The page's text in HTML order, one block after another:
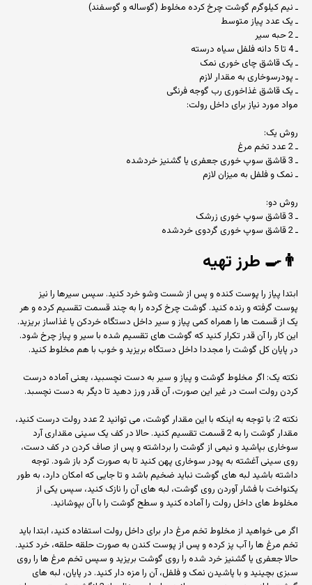
ـ نیم کیلوگرم گوشت چرخ کرده مخلوط (گوساله و گوسفند)
ـ یک عدد پیاز متوسط
ـ 2 حبه سیر
ـ 4 تا 5 دانه فلفل سیاه درسته
ـ یک قاشق چای خوری نمک
ـ پودرسوخاری به مقدار لازم
ـ یک قاشق غذاخوری رب گوجه فرنگی
مواد مورد نیاز برای داخل رولت:
روش یک:
ـ 2 عدد تخم مرغ
ـ 3 قاشق سوپ خوری جعفری یا گشنیز خردشده
ـ نمک و فلفل به میزان لازم
روش دو:
ـ 3 قاشق سوپ خوری زرشک
ـ 2 قاشق سوپ خوری گردوی خردشده
👨‍🍳 طرز تهیه
ابتدا پیاز را پوست کنده و پس از شست وشو خرد کنید. سپس سیرها را نیز
پوست گرفته و رنده کنید. گوشت چرخ کرده را به چند قسمت تقسیم کرده و هر
یک از قسمت ها را همراه کمی پیاز و سیر داخل دستگاه خردکن یا غذاساز بریزید.
این کار را آن قدر تکرار کنید که گوشت های تقسیم شده با سیر و پیاز چرخ شود.
در پایان کل گوشت را مجددا داخل دستگاه بریزید و خوب با هم مخلوط کنید.
نکته یک: اگر مخلوط گوشت و پیاز و سیر به دست نچسبید، یعنی آماده درست
کردن رولت است در غیر این صورت، آن قدر ورز دهید تا دیگر به دست نچسبد.
نکته 2: با توجه به اینکه با این مقدار گوشت، می توانید 2 عدد رولت درست کنید،
مقدار گوشت را به 2 قسمت تقسیم کنید. حالا در کف یک سینی مقداری آرد
سوخاری بپاشید و نیمی از گوشت را برداشته و پس از صاف کردن در کف دست،
روی سینی آغشته به پودر سوخاری پهن کنید تا به صورت گرد باز شود. توجه
داشته باشید لبه های گوشت نباید ضخیم باشد و تا جایی که امکان دارد، به طور
یکنواخت با فشار آوردن روی گوشت، لبه های آن را نازک کنید، سپس یکی از
مخلوط های داخل رولت را آماده کنید و سطح گوشت را با آن بپوشانید.
اگر می خواهید از مخلوط تخم مرغ دار برای داخل رولت استفاده کنید، ابتدا باید
تخم مرغ ها را آب پز کرده و پس از پوست کندن به صورت حلقه حلقه، خرد کنید.
حالا جعفری یا گشنیز خرد شده را روی گوشت بریزید و سپس تخم مرغ ها را روی
سبزی بچینید و با پاشیدن نمک و فلفل، آن را مزه دار کنید. در پایان، لبه های